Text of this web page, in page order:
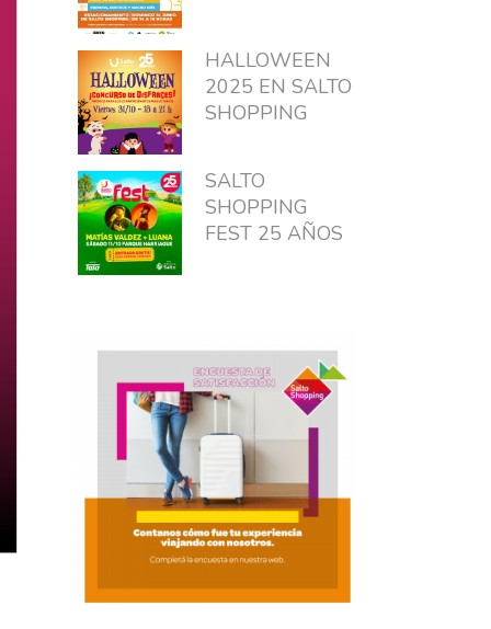
HALLOWEEN
2025 EN SALTO
SHOPPING
SALTO
SHOPPING
FEST 25 AÑOS